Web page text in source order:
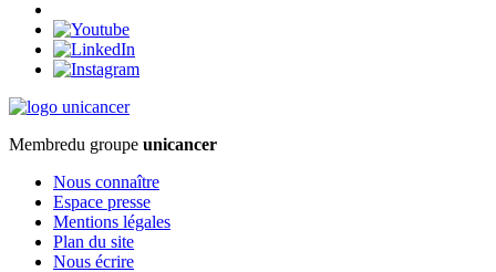
Membredu groupe unicancer
Nous connaître
Espace presse
Mentions légales
Plan du site
Nous écrire